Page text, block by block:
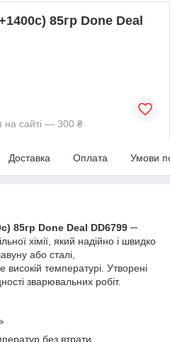
85гр Done Deal
на сайті — 300 ₴
Доставка Оплата Умови
85гр Done Deal DD6799 ─
хімії, який надійно і швидко
або сталі,
температурі. Утворені
зварювальних робіт.
без втрати